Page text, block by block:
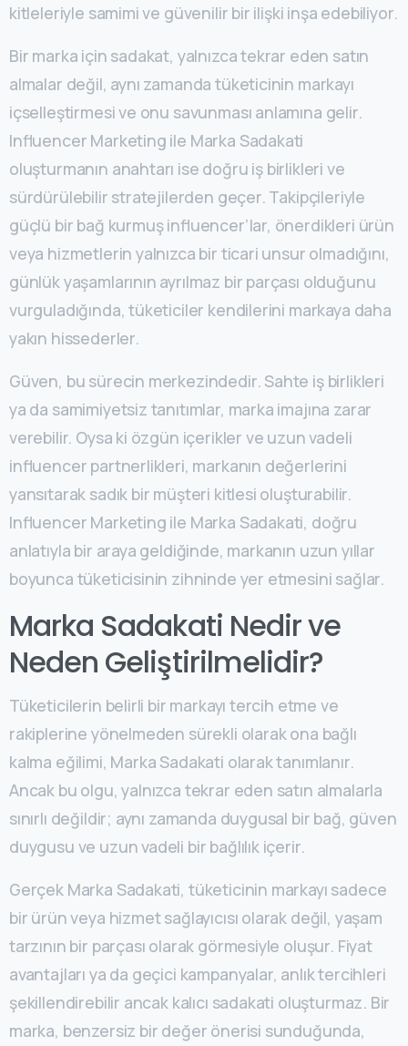
kitleleriyle samimi ve güvenilir bir ilişki inşa edebiliyor.
Bir marka için sadakat, yalnızca tekrar eden satın
almalar değil, aynı zamanda tüketicinin markayı
içselleştirmesi ve onu savunması anlamına gelir.
Influencer Marketing ile Marka Sadakati
oluşturmanın anahtarı ise doğru iş birlikleri ve
sürdürülebilir stratejilerden geçer. Takipçileriyle
güçlü bir bağ kurmuş influencer’lar, önerdikleri ürün
veya hizmetlerin yalnızca bir ticari unsur olmadığını,
günlük yaşamlarının ayrılmaz bir parçası olduğunu
vurguladığında, tüketiciler kendilerini markaya daha
yakın hissederler.
Güven, bu sürecin merkezindedir. Sahte iş birlikleri
ya da samimiyetsiz tanıtımlar, marka imajına zarar
verebilir. Oysa ki özgün içerikler ve uzun vadeli
influencer partnerlikleri, markanın değerlerini
yansıtarak sadık bir müşteri kitlesi oluşturabilir.
Influencer Marketing ile Marka Sadakati, doğru
anlatıyla bir araya geldiğinde, markanın uzun yıllar
boyunca tüketicisinin zihninde yer etmesini sağlar.
Marka Sadakati Nedir ve
Neden Geliştirilmelidir?
Tüketicilerin belirli bir markayı tercih etme ve
rakiplerine yönelmeden sürekli olarak ona bağlı
kalma eğilimi, Marka Sadakati olarak tanımlanır.
Ancak bu olgu, yalnızca tekrar eden satın almalarla
sınırlı değildir; aynı zamanda duygusal bir bağ, güven
duygusu ve uzun vadeli bir bağlılık içerir.
Gerçek Marka Sadakati, tüketicinin markayı sadece
bir ürün veya hizmet sağlayıcısı olarak değil, yaşam
tarzının bir parçası olarak görmesiyle oluşur. Fiyat
avantajları ya da geçici kampanyalar, anlık tercihleri
şekillendirebilir ancak kalıcı sadakati oluşturmaz. Bir
marka, benzersiz bir değer önerisi sunduğunda,